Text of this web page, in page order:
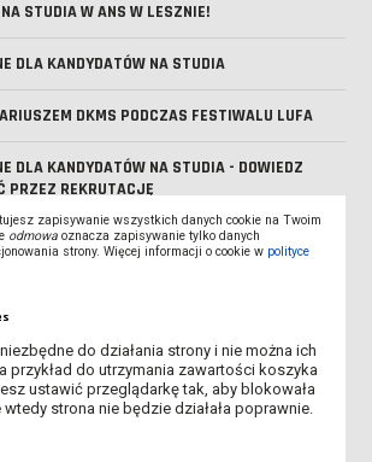
STUDIA W ANS W LESZNIE!
DLA KANDYDATÓW NA STUDIA
DKMS PODCZAS FESTIWALU LUFA
DLA KANDYDATÓW NA STUDIA - DOWIEDZ
PRZEZ REKRUTACJĘ
NA STUDIA!
AKADEMICKIEGO CENTRUM INŻYNIERII I
W LESZNIE
NA ZAKUP SPRZĘTU ELEKTRONICZNEGO -
zapisywanie wszystkich danych cookie na Twoim
odmowa oznacza zapisywanie tylko danych
strony. Więcej informacji o cookie w polityce
do działania strony i nie można ich
przykład do utrzymania zawartości koszyka
ustawić przeglądarkę tak, aby blokowała
strona nie będzie działała poprawnie.